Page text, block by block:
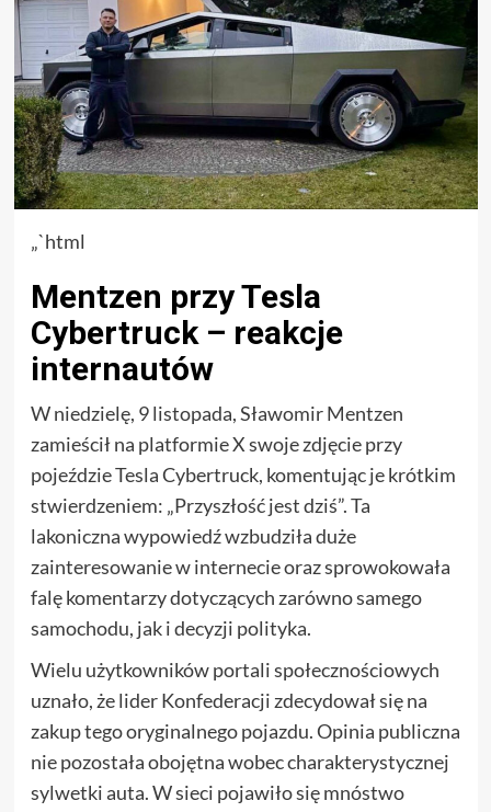
„`html
Mentzen przy Tesla
Cybertruck – reakcje
internautów
W niedzielę, 9 listopada, Sławomir Mentzen
zamieścił na platformie X swoje zdjęcie przy
pojeździe Tesla Cybertruck, komentując je krótkim
stwierdzeniem: „Przyszłość jest dziś”. Ta
lakoniczna wypowiedź wzbudziła duże
zainteresowanie w internecie oraz sprowokowała
falę komentarzy dotyczących zarówno samego
samochodu, jak i decyzji polityka.
Wielu użytkowników portali społecznościowych
uznało, że lider Konfederacji zdecydował się na
zakup tego oryginalnego pojazdu. Opinia publiczna
nie pozostała obojętna wobec charakterystycznej
sylwetki auta. W sieci pojawiło się mnóstwo